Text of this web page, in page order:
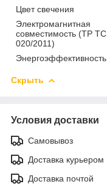
Цвет свечения
Электромагнитная
совместимость (ТР ТС
020/2011)
Энергоэффективность
Скрыть
Условия доставки
Самовывоз
Доставка курьером
Доставка почтой